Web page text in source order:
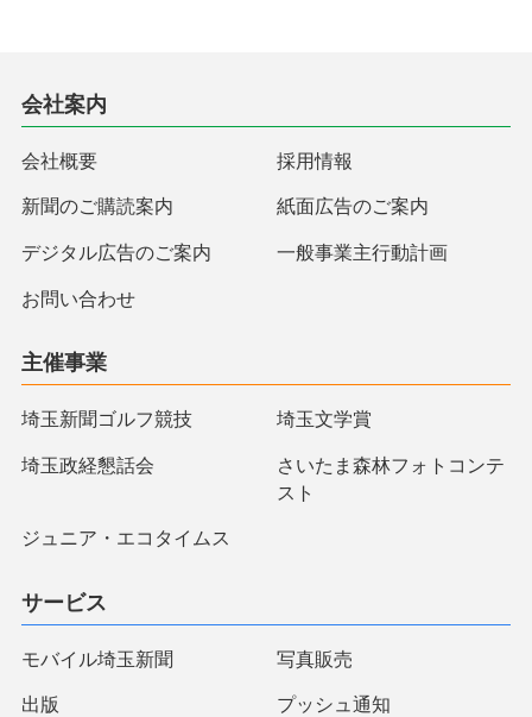
会社案内
会社概要 採用情報
新聞のご購読案内 紙面広告のご案内
デジタル広告のご案内 一般事業主行動計画
お問い合わせ
主催事業
埼玉新聞ゴルフ競技 埼玉文学賞
埼玉政経懇話会
さいたま森林フォトコンテ
スト
ジュニア・エコタイムス
サービス
モバイル埼玉新聞 写真販売
出版 プッシュ通知